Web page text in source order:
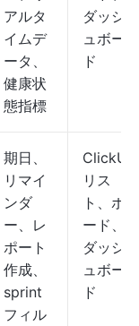
アルタ
イムデ
ータ、
健康状
態指標
ダッシ
ュボー
ド
期日、
リマイ
ンダ
ー、レ
ポート
作成、
sprint
フィル
ClickUp
リス
ト、ボ
ード、
ダッシ
ュボー
ド